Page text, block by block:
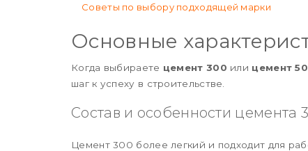
Советы по выбору подходящей марки
Основные
Когда выбираете цемент 300 или цемент
шаг к успеху в строительстве.
Состав и особенности цемента
Цемент 300 более легкий и подходит для